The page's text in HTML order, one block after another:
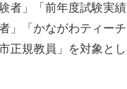
者」「前年度試験実績
」「かながわティーチ
正規教員」を対象とし